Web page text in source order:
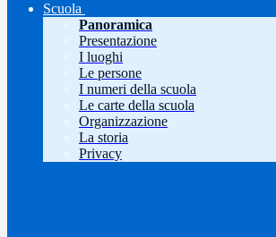
Scuola
Panoramica
Presentazione
I luoghi
Le persone
I numeri della scuola
Le carte della scuola
Organizzazione
La storia
Privacy